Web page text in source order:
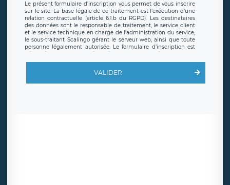
Le présent formulaire d’inscription vous permet de vous inscrire
sur le site. La base légale de ce traitement est l’exécution d’une
relation contractuelle (article 6.1.b du RGPD). Les destinataires
des données sont le responsable de traitement, le service client
et le service technique en charge de l’administration du service,
le sous-traitant Scalingo gérant le serveur web, ainsi que toute
personne légalement autorisée. Le formulaire d’inscription est
offrant desclauses de protection conformes au RGPD. Les
en sollicite la suppression, étant entendu que vous pouvez
demander la suppression de vos données et retirer votre
VALIDER